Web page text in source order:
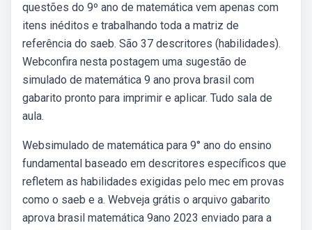
questões do 9º ano de matemática vem apenas com
itens inéditos e trabalhando toda a matriz de
referência do saeb. São 37 descritores (habilidades).
Webconfira nesta postagem uma sugestão de
simulado de matemática 9 ano prova brasil com
gabarito pronto para imprimir e aplicar. Tudo sala de
aula.
Websimulado de matemática para 9° ano do ensino
fundamental baseado em descritores específicos que
refletem as habilidades exigidas pelo mec em provas
como o saeb e a. Webveja grátis o arquivo gabarito
aprova brasil matemática 9ano 2023 enviado para a